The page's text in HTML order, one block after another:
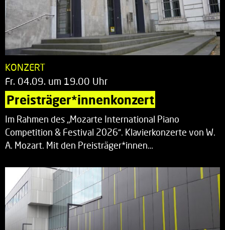
KONZERT
Fr. 04.09. um 19.00 Uhr
Preisträger*innenkonzert
Im Rahmen des „Mozarte International Piano
Competition & Festival 2026“. Klavierkonzerte von W.
A. Mozart. Mit den Preisträger*innen…